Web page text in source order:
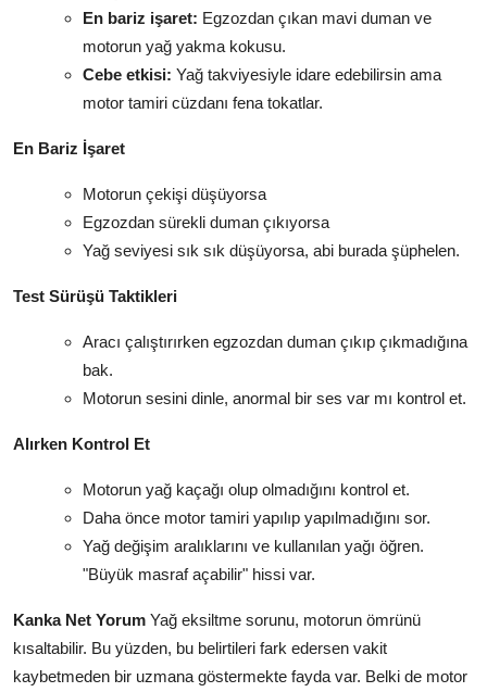
En bariz işaret: Egzozdan çıkan mavi duman ve
motorun yağ yakma kokusu.
Cebe etkisi: Yağ takviyesiyle idare edebilirsin ama
motor tamiri cüzdanı fena tokatlar.
En Bariz İşaret
Motorun çekişi düşüyorsa
Egzozdan sürekli duman çıkıyorsa
Yağ seviyesi sık sık düşüyorsa, abi burada şüphelen.
Test Sürüşü Taktikleri
Aracı çalıştırırken egzozdan duman çıkıp çıkmadığına
bak.
Motorun sesini dinle, anormal bir ses var mı kontrol et.
Alırken Kontrol Et
Motorun yağ kaçağı olup olmadığını kontrol et.
Daha önce motor tamiri yapılıp yapılmadığını sor.
Yağ değişim aralıklarını ve kullanılan yağı öğren.
"Büyük masraf açabilir" hissi var.
Kanka Net Yorum Yağ eksiltme sorunu, motorun ömrünü
kısaltabilir. Bu yüzden, bu belirtileri fark edersen vakit
kaybetmeden bir uzmana göstermekte fayda var. Belki de motor